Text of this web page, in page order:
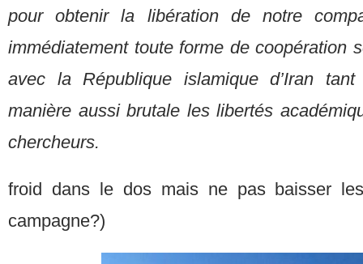
pour obtenir la libération de notre
immédiatement toute forme de coopération
avec la République islamique d’Iran
manière aussi brutale les libertés
chercheurs.
froid dans le dos mais ne pas baisser
campagne?)